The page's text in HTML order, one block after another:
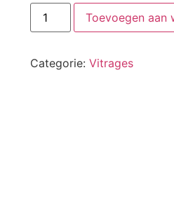
Toevoegen aan
Categorie:Vitrages